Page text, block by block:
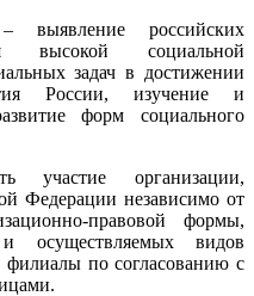
выявление российских
высокой социальной
задач в достижении
России, изучение и
форм социального
участие организации,
Федерации независимо от
правовой формы,
осуществляемых видов
филиалы по согласованию с